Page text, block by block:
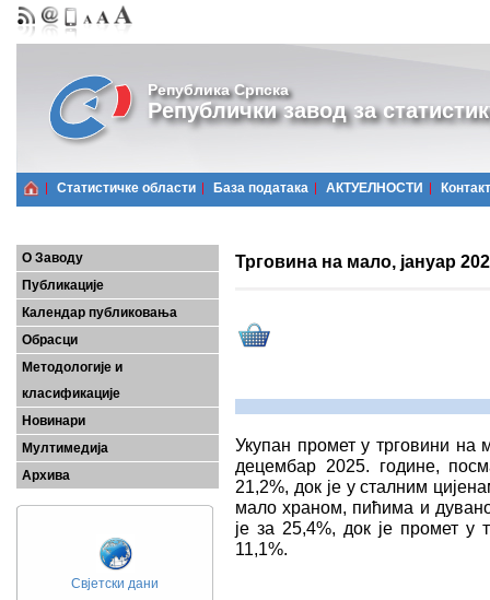
Република Српска
Републички завод за
Статистичке области Базa података АКТУЕЛНОСТИ Контакт
О Заводу
Публикације
Календар публиковања
Обрасци
Методологије и
класификације
Новинари
Мултимедија
Архива
Свјетски дани
Трговина на мало, јануар
Укупан промет у трговини на
децембар 2025. године,
21,2%, док је у сталним
мало храном, пићима и
је за 25,4%, док је промет
11,1%.